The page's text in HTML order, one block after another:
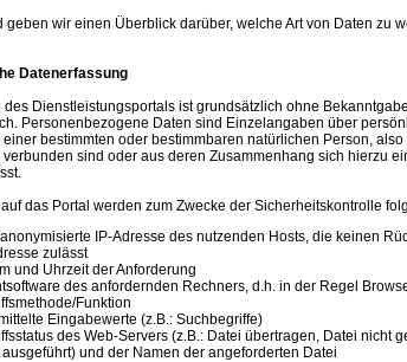
geben wir einen Überblick darüber, welche Art von Daten zu
Datenerfassung
des Dienstleistungsportals ist grundsätzlich ohne
Personenbezogene Daten sind Einzelangaben über
einer bestimmten oder bestimmbaren natürlichen Person,
sind oder aus deren Zusammenhang sich hierzu
das Portal werden zum Zwecke der Sicherheitskontrolle
IP-Adresse des nutzenden Hosts, die keinen
zulässt
und Uhrzeit der Anforderung
des anfordernden Rechners, d.h. in der Regel
Funktion
Eingabewerte (z.B.: Suchbegriffe)
des Web-Servers (z.B.: Datei übertragen, Datei nicht
und der Namen der angeforderten Datei